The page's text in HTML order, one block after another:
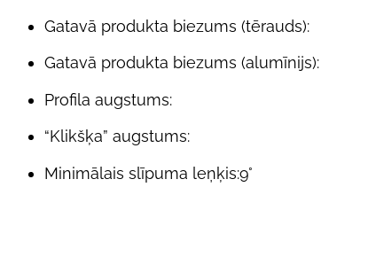
Gatavā produkta biezums (tērauds):
Gatavā produkta biezums (alumīnijs):
Profila augstums:
“Klikšķa” augstums:
Minimālais slīpuma leņķis:9°